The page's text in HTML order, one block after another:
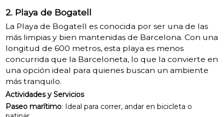
2. Playa de Bogatell
La Playa de Bogatell es conocida por ser una de las
más limpias y bien mantenidas de Barcelona. Con una
longitud de 600 metros, esta playa es menos
concurrida que la Barceloneta, lo que la convierte en
una opción ideal para quienes buscan un ambiente
más tranquilo.
Actividades y Servicios
Paseo marítimo: Ideal para correr, andar en bicicleta o